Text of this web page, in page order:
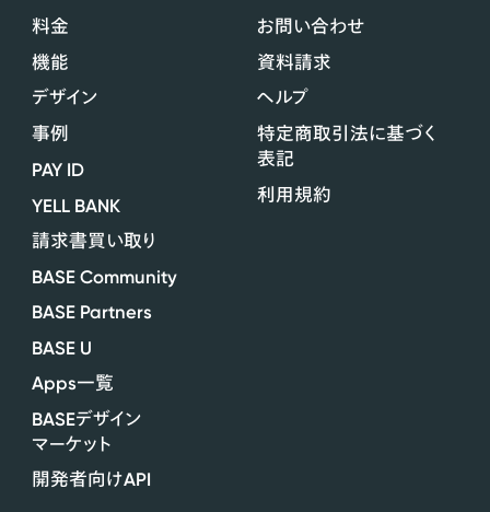
料金
機能
デザイン
事例
PAY ID
YELL BANK
請求書買い取り
BASE Community
BASE Partners
BASE U
Apps一覧
BASEデザイン
マーケット
開発者向けAPI
お問い合わせ
資料請求
ヘルプ
特定商取引法に基づく
表記
利用規約